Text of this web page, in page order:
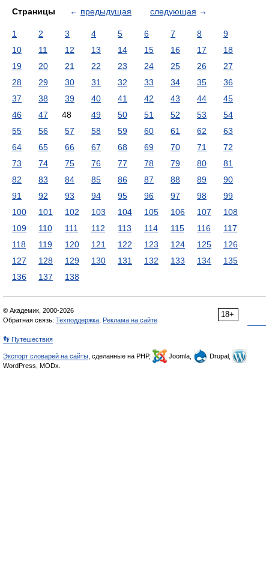
Страницы ← предыдущая следующая →
1 2 3 4 5 6 7 8
9
10
11 12 13 14 15 16 17
18
19
20 21 22 23 24 25 26
27
28
29 30 31 32 33 34 35
36
37
38 39 40 41 42 43 44
45
46
47 48 49 50 51 52 53
54
55
56 57 58 59 60 61 62
63
64
65 66 67 68 69 70 71
72
73
74 75 76 77 78 79 80
81
82
83 84 85 86 87 88 89
90
91
92 93 94 95 96 97 98
99
100
101 102 103 104 105 106 107
108
109
110 111 112 113 114 115 116
117
118
119 120 121 122 123 124 125
126
127
128 129 130 131 132 133 134
135
136
137 138
18+
© Академик, 2000-2026
Обратная связь: Техподдержка Реклама на сайте
👣 Путешествия
Экспорт словарей на сайты , сделанные на PHP, Joomla,
Drupal,
WordPress, MODx.